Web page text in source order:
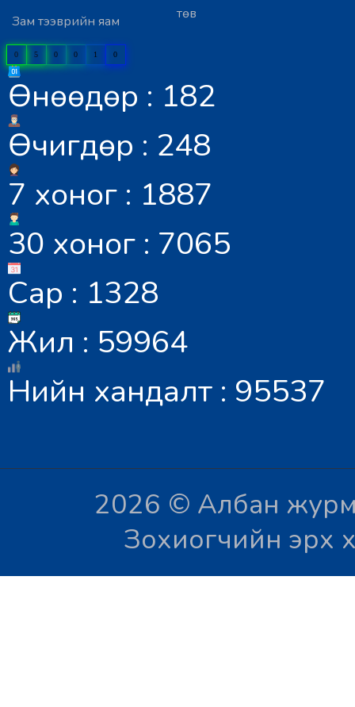
Зам тээврийн яам
төв
0 5 0 0 1 0
Өнөөдөр : 182
Өчигдөр : 248
7 хоног : 1887
30 хоног : 7065
Сар : 1328
Жил : 59964
Нийн хандалт : 95537
2026 © Албан
Зохиогчийн эрх